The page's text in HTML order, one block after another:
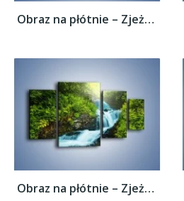
Obraz na płótnie – Zjeżdżalnia z wodospadu...
Obraz na płótnie – Zjeżdżalnia z wodospadu...